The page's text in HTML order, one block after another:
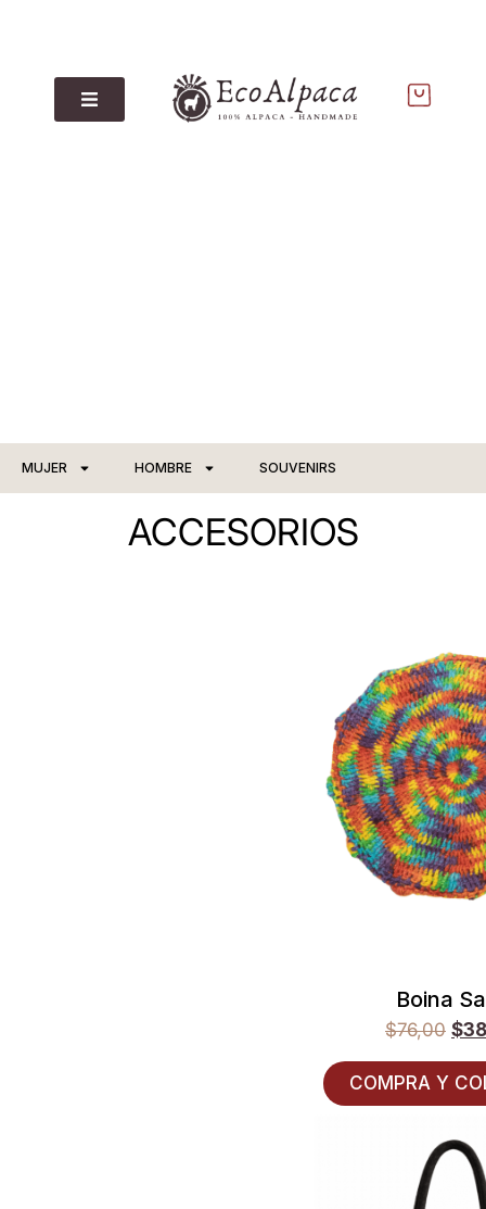
MUJER HOMBRE SOUVENIRS
ACCESORIOS
Boina
$76,00 $
COMPRA Y